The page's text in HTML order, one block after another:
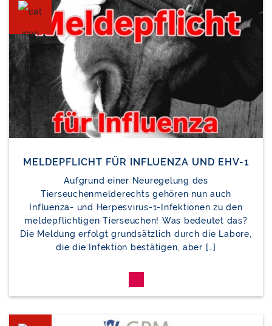
MELDEPFLICHT FÜR INFLUENZA UND EHV-1
Aufgrund einer Neuregelung des
Tierseuchenmelderechts gehören nun auch
Influenza- und Herpesvirus-1-Infektionen zu den
meldepflichtigen Tierseuchen! Was bedeutet das?
Die Meldung erfolgt grundsätzlich durch die Labore,
die die Infektion bestätigen, aber […]